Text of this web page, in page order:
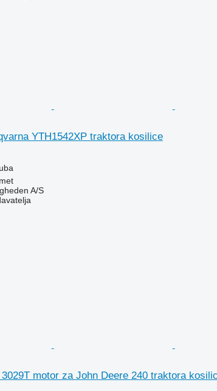
YTH1542XP traktora kosilice
A/S
motor za John Deere 240 traktora